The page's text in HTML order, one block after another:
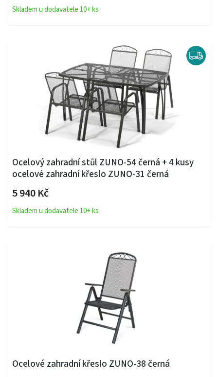
Skladem u dodavatele 10+ ks
Ocelový zahradní stůl ZUNO-54 černá + 4 kusy
ocelové zahradní křeslo ZUNO-31 černá
5 940 Kč
Skladem u dodavatele 10+ ks
Ocelové zahradní křeslo ZUNO-38 černá